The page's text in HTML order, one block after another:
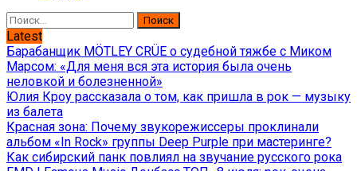
Найти:
Latest
Барабанщик MÖTLEY CRÜE о судебной тяжбе с Миком
Марсом: «Для меня вся эта история была очень
неловкой и болезненной»
Юлия Кроу рассказала о том, как пришла в рок — музыку
из балета
Красная зона: Почему звукорежиссеры проклинали
альбом «In Rock» группы Deep Purple при мастеринге?
Как сибирский панк повлиял на звучание русского рока